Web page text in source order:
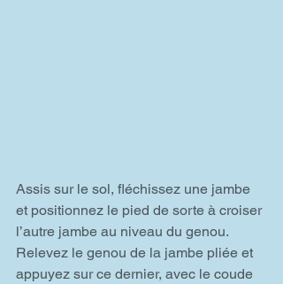
Assis sur le sol, fléchissez une jambe
et positionnez le pied de sorte à croiser
l’autre jambe au niveau du genou.
Relevez le genou de la jambe pliée et
appuyez sur ce dernier, avec le coude